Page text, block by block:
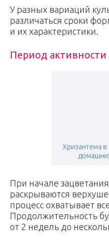
У разных вариаций
различаться сроки
и их характеристики.
Период активности
Хризантема в
При начале
раскрываются
процесс охватывает
Продолжительность
от 2 недель до